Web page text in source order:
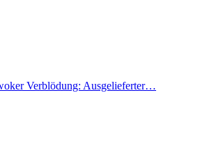
Verblödung: Ausgelieferter…